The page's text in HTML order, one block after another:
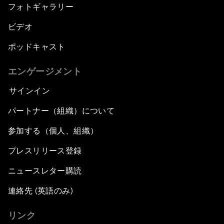
フォトギャラリー
ビデオ
ポッドキャスト
エンゲージメント
サインイン
パートナー（組織）について
参加する（個人、組織）
プレスリリース登録
ニュースレター購読
連絡先 (英語のみ)
リンク